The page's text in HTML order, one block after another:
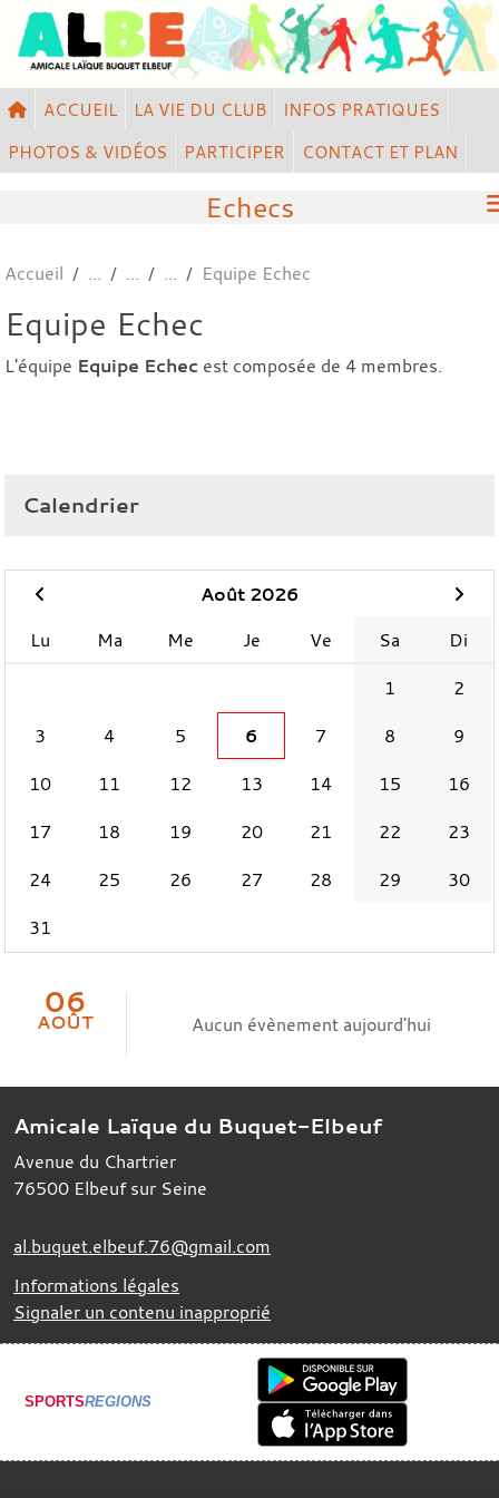
ACCUEIL LA VIE DU CLUB
INFOS PRATIQUES
PHOTOS & VIDÉOS
PARTICIPER CONTACT ET PLAN
Echecs
Accueil Equipe Echec
Equipe Echec
L'équipe Equipe Echec est composée de 4 membres.
Calendrier
Août 2026
Lu
Ma Me Je Ve Sa
Di
1
2
3
4 5 6 7 8
9
10
11 12 13 14 15
16
17
18 19 20 21 22
23
24
25 26 27 28 29
30
31
06
AOÛT Aucun évènement aujourd'hui
Amicale Laïque du Buquet-Elbeuf
Avenue du Chartrier
76500 Elbeuf sur Seine
al.buquet.elbeuf.76@gmail.com
Informations légales
Signaler un contenu inapproprié
SPORTSREGIONS
Panneau de gestion des cookies